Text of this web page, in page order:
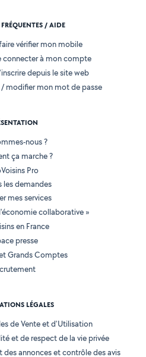
/ AIDE
vérifier mon mobile
connecter à mon compte
depuis le site web
modifier mon mot de passe
nous ?
ça marche ?
Pro
les demandes
mes services
collaborative »
en France
presse
Grands Comptes
LÉGALES
de Vente et d'Utilisation
et de respect de la vie privée
des annonces et contrôle des avis